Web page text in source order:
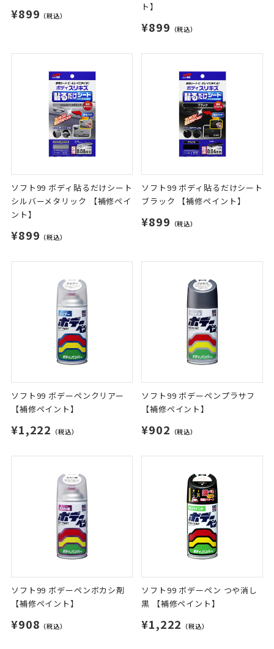
¥899 （税込）
ト】
¥899 （税込）
ソフト99 ボディ貼るだけシート
シルバーメタリック 【補修ペイ
ント】
¥899 （税込）
ソフト99 ボディ貼るだけシート
ブラック 【補修ペイント】
¥899 （税込）
ソフト99 ボデーペンクリアー
【補修ペイント】
¥1,222 （税込）
ソフト99 ボデーペンプラサフ
【補修ペイント】
¥902 （税込）
ソフト99 ボデーペンボカシ剤
【補修ペイント】
¥908 （税込）
ソフト99 ボデーペン つや消し
黒 【補修ペイント】
¥1,222 （税込）